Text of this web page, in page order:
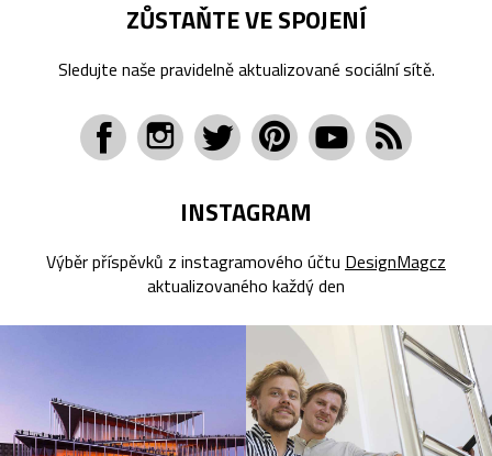
ZŮSTAŇTE VE SPOJENÍ
Sledujte naše pravidelně aktualizované sociální sítě.
INSTAGRAM
Výběr příspěvků z instagramového účtu DesignMagcz
aktualizovaného každý den